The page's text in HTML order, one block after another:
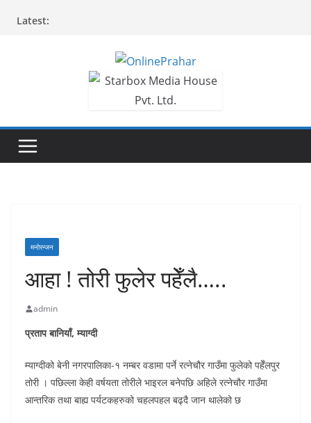
Latest:
मनोरन्जन
आहा ! तोरी फुलेर पहेँलै…..
admin
प्रताप बानियाँ, म्याग्दी
म्याग्दीको बेनी नगरपालिका-१ नम्बर वडामा पर्ने रत्नेचौर गाउँमा फुलेको पहेँलपुर
तोरी । पछिल्ला केही वर्षयता तोरीले भाइरल बनेपछि अहिले रत्नेचौर गाउँमा
आन्तरिक तथा बाह्य पर्यटकहरुको चहलपहल बढ्दै जान थालेको छ